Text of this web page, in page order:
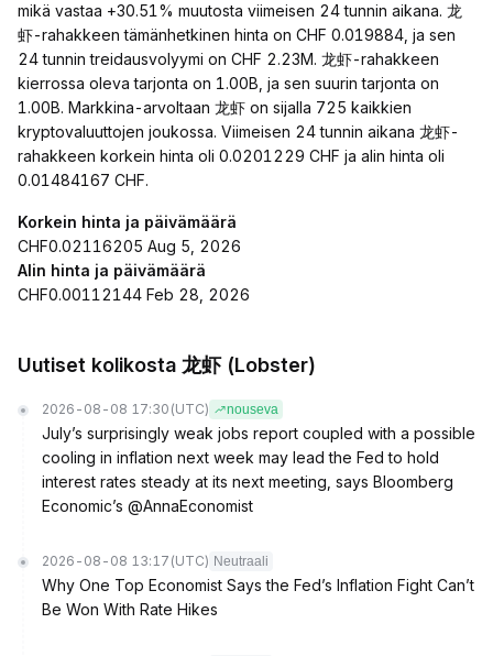
mikä vastaa +30.51% muutosta viimeisen 24 tunnin aikana. 龙
虾-rahakkeen tämänhetkinen hinta on CHF 0.019884, ja sen
24 tunnin treidausvolyymi on CHF 2.23M. 龙虾-rahakkeen
kierrossa oleva tarjonta on 1.00B, ja sen suurin tarjonta on
1.00B. Markkina-arvoltaan 龙虾 on sijalla 725 kaikkien
kryptovaluuttojen joukossa. Viimeisen 24 tunnin aikana 龙虾-
rahakkeen korkein hinta oli 0.0201229 CHF ja alin hinta oli
0.01484167 CHF.
Korkein hinta ja päivämäärä
CHF0.02116205 Aug 5, 2026
Alin hinta ja päivämäärä
CHF0.00112144 Feb 28, 2026
Uutiset kolikosta 龙虾 (Lobster)
2026-08-08 17:30 (UTC) nouseva
July’s surprisingly weak jobs report coupled with a possible
cooling in inflation next week may lead the Fed to hold
interest rates steady at its next meeting, says Bloomberg
Economic’s @AnnaEconomist
2026-08-08 13:17 (UTC) Neutraali
Why One Top Economist Says the Fed’s Inflation Fight Can’t
Be Won With Rate Hikes